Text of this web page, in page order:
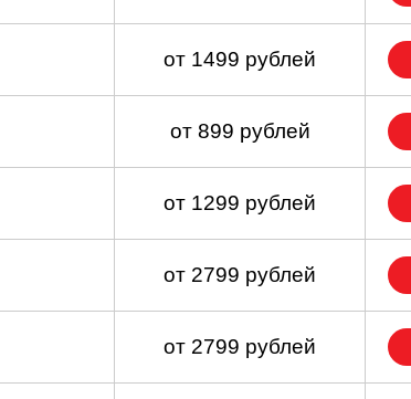
от 1499 рублей
от 899 рублей
от 1299 рублей
от 2799 рублей
от 2799 рублей